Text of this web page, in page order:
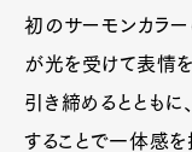
初のサーモンカラ
が光を受けて表情を
引き締めるととも
することで一体感を